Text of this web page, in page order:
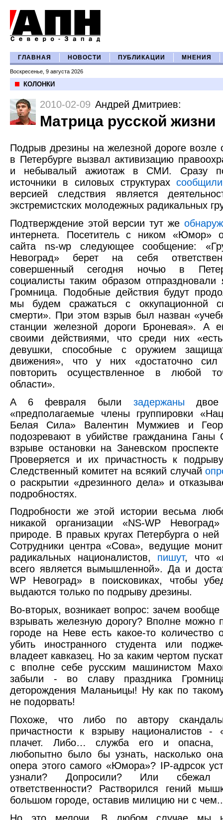
ГЛАВНАЯ НОВОСТИ ПУБЛИКАЦИИ МНЕНИЯ
Воскресенье, 9 августа 2026
КОЛОНКИ
2010-02-09 Андрей Дмитриев:
Матрица русской жизни
Подрыв дрезины на железной дороге возле
в Петербурге вызвал активизацию
и небывалый ажиотаж в СМИ. Сразу
источники в силовых структурахсообщили
версией следствия является
экстремистских молодежных радикальных
Подтверждение этой версии тут же
интернета. Посетитель с ником «Юмор»
сайта ns-wp следующее сообщение:
Невоград» берет на себя
совершенный сегодня ночью в
социалисты таким образом отпраздновали
Громница. Подобные действия будут
мы будем сражаться с оккупационной
смерти». При этом взрыв был назван
станции железной дороги Броневая». А
своими действиями, что среди них
девушки, способные с оружием
движения», что у них «достаточно
повторить осуществленное в любой
области».
А 6 февраля были задержаны двое
«предполагаемые члены группировки
Белая Сила» Валентин Мумжиев и
подозревают в убийстве гражданина
взрыве остановки на Заневском
Проверяется и их причастность к
Следственный комитет на всякий случай
о раскрытии «дрезинного дела» и
подробностях.
Подробности же этой истории весьма
никакой организации «NS-WP
природе. В правых кругах Петербурга о ней
Сотрудники центра «Сова», ведущие
радикальных националистов, пишут, что
всего является вымышленной». Да и
WP Невоград» в поисковиках, чтобы
выдаются только по подрыву дрезины.
Во-вторых, возникает вопрос: зачем
взрывать железную дорогу? Вполне можно
городе на Неве есть какое-то количество
убить иностранного студента или
владеет кавказец. Но за каким чертом
с вполне себе русским машинистом
забыли - во славу праздника
деторождения Маланьицы! Ну как по
не подорвать!
Похоже, что либо по автору
причастности к взрыву националистов
плачет. Либо… служба его и опасна,
любопытно было бы узнать, насколько
опера этого самого «Юмора»? IP-адрсок
узнали? Допросили? Или сбежал
ответственности? Растворился гений
большом городе, оставив милицию ни с